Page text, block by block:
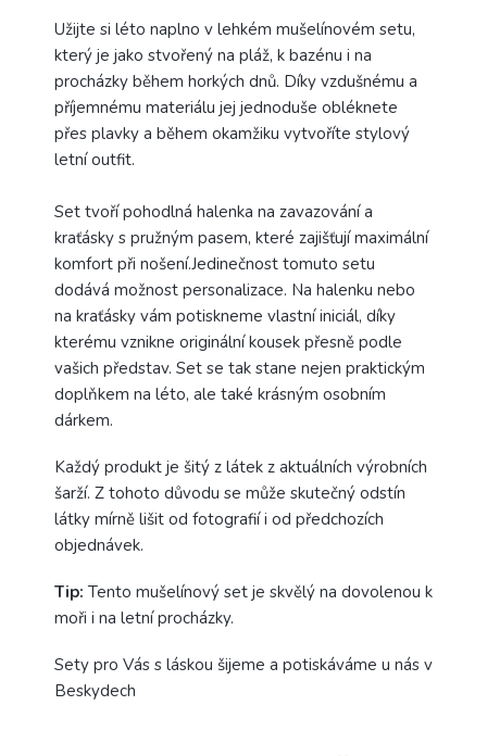
Užijte si léto naplno v lehkém mušelínovém setu,
který je jako stvořený na pláž, k bazénu i na
procházky během horkých dnů. Díky vzdušnému a
příjemnému materiálu jej jednoduše obléknete
přes plavky a během okamžiku vytvoříte stylový
letní outfit.
Set tvoří pohodlná halenka na zavazování a
kraťásky s pružným pasem, které zajišťují maximální
komfort při nošení.Jedinečnost tomuto setu
dodává možnost personalizace. Na halenku nebo
na kraťásky vám potiskneme vlastní iniciál, díky
kterému vznikne originální kousek přesně podle
vašich představ. Set se tak stane nejen praktickým
doplňkem na léto, ale také krásným osobním
dárkem.
Každý produkt je šitý z látek z aktuálních výrobních
šarží. Z tohoto důvodu se může skutečný odstín
látky mírně lišit od fotografií i od předchozích
objednávek.
Tip: Tento mušelínový set je skvělý na dovolenou k
moři i na letní procházky.
Sety pro Vás s láskou šijeme a potiskáváme u nás v
Beskydech